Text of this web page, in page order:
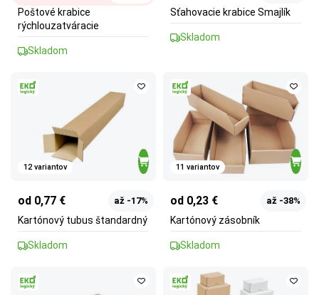
Poštové krabice
rýchlouzatváracie
Skladom
Sťahovacie krabice Smajlík
Skladom
12 variantov
od 0,77 € až -17%
Kartónový tubus štandardný
Skladom
11 variantov
od 0,23 € až -38%
Kartónový zásobník
Skladom